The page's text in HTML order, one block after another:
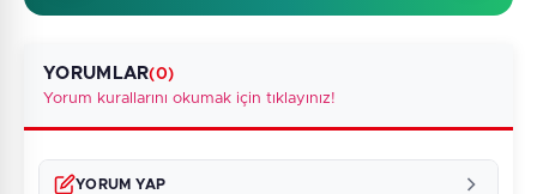
YORUMLAR(0)
Yorum kurallarını okumak için tıklayınız!
YORUM YAP